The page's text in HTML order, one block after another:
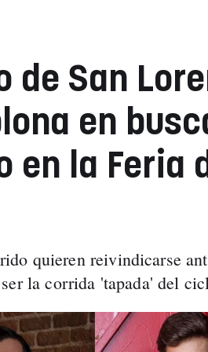
de San
en
la Feria
quieren reivindicarse
la corrida 'tapada' del